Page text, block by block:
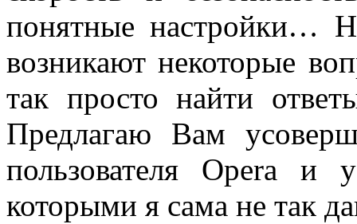
понятные настройки…
возникают некоторые
так просто найти
Предлагаю Вам
пользователя Opera и
которыми я сама не так